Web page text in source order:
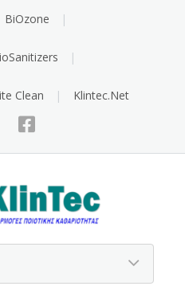
BiOzone
Clean Klintec.Net